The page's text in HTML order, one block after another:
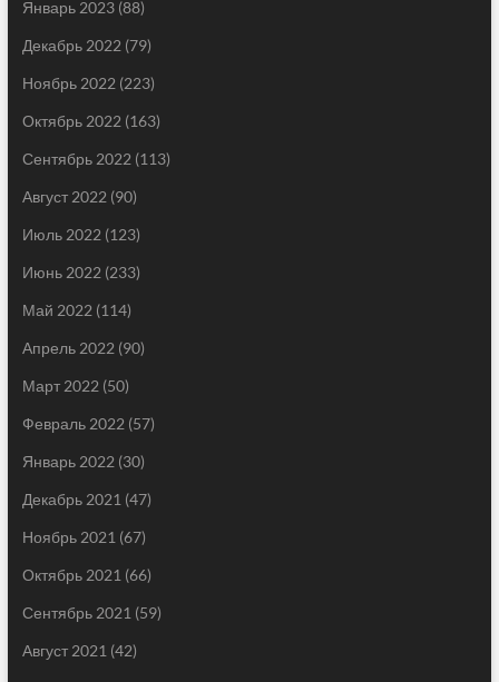
Январь 2023(88)
Декабрь 2022 (79)
Ноябрь 2022 (223)
Октябрь 2022 (163)
Сентябрь 2022 (113)
Август 2022 (90)
Июль 2022 (123)
Июнь 2022 (233)
Май 2022 (114)
Апрель 2022 (90)
Март 2022 (50)
Февраль 2022 (57)
Январь 2022 (30)
Декабрь 2021 (47)
Ноябрь 2021 (67)
Октябрь 2021 (66)
Сентябрь 2021 (59)
Август 2021 (42)